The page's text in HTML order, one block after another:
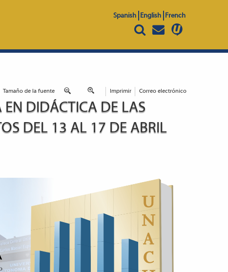
Spanish English French
Tamaño de la fuente Imprimir Correo electrónico
EN DIDÁCTICA DE LAS
DEL 13 AL 17 DE ABRIL